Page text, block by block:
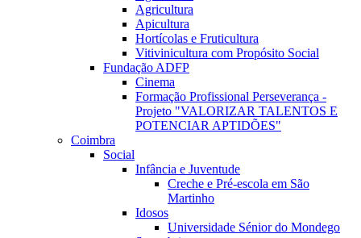
Agricultura
Apicultura
Hortícolas e Fruticultura
Vitivinicultura com Propósito Social
Fundação ADFP
Cinema
Formação Profissional Perseverança -
Projeto "VALORIZAR TALENTOS E
POTENCIAR APTIDÕES"
Coimbra
Social
Infância e Juventude
Creche e Pré-escola em São
Martinho
Idosos
Universidade Sénior do Mondego